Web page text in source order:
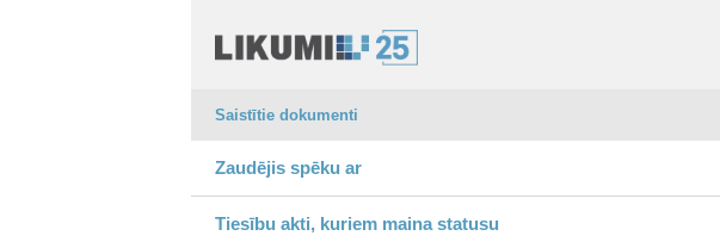
Saistītie dokumenti
Zaudējis spēku ar
Tiesību akti, kuriem maina statusu